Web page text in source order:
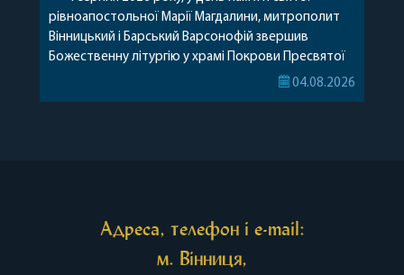
рівноапостольної Марії Магдалини, митрополит
Вінницький і Барський Варсонофій звершив
Божественну літургію у храмі Покрови Пресвятої
Богородиці села Терешки Барського благочиння.
04.08.2026
Адреса, телефон і e-mail:
м. Вінниця,